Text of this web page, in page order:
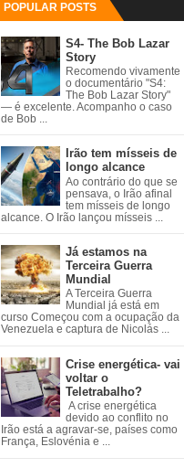
POPULAR POSTS
S4- The Bob Lazar
Story
Recomendo vivamente
o documentário "S4:
The Bob Lazar Story"
— é excelente. Acompanho o caso
de Bob ...
Irão tem mísseis de
longo alcance
Ao contrário do que se
pensava, o Irão afinal
tem mísseis de longo
alcance. O Irão lançou mísseis ...
Já estamos na
Terceira Guerra
Mundial
A Terceira Guerra
Mundial já está em
curso Começou com a ocupação da
Venezuela e captura de Nicolás ...
Crise energética- vai
voltar o
Teletrabalho?
A crise energética
devido ao conflito no
Irão está a agravar-se, países como
França, Eslovénia e ...